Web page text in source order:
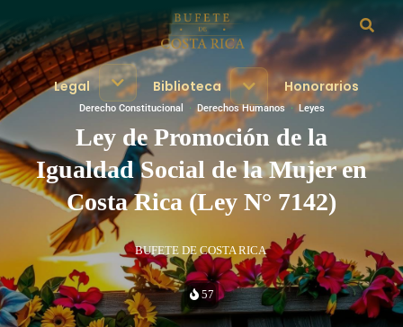
Legal Biblioteca Honorarios
Derecho Constitucional ·Derechos Humanos·Leyes
Ley de Promoción de la
Igualdad Social de la Mujer en
Costa Rica (Ley N° 7142)
BUFETE DE COSTA RICA
57